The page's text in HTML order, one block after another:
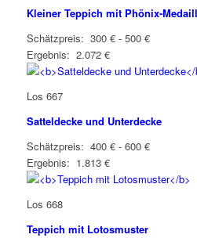
Kleiner Teppich mit Phönix-
Schätzpreis: 300 € - 500 €
Ergebnis: 2.072 €
Los 667
Satteldecke und Unterdecke
Schätzpreis: 400 € - 600 €
Ergebnis: 1.813 €
Los 668
Teppich mit Lotosmuster